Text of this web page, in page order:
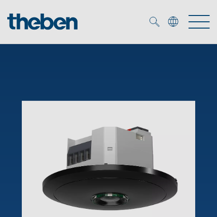
Smart Home
Détecteurs de présence et de mouvement
Solutions OEM
Experts OEM
Références
Contrôle du temps et de la lumière
Commande d'éclairage DALI-2
Médiathèque
Entreprise